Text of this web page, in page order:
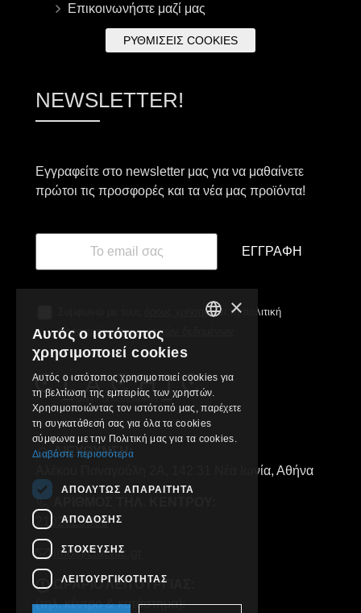
Επικοινωνήστε μαζί μας
ΡΥΘΜΊΣΕΙΣ COOKIES
NEWSLETTER!
Εγγραφείτε στο newsletter μας για να μαθαίνετε
πρώτοι τις προσφορές και τα νέα μας προϊόντα!
ΕΓΓΡΑΦΉ
όρους χρήσηςκαι τη πολιτική
προστασίας προσωπικών δεδομένων
ΔΙΕΥΘΥΝΣΗ:
Αλέκου Παναγούλη 2Α, 142 31 Νέα Ιωνία, Αθήνα
2102829000
info@clachic.gr
ΩΡΑΡΙΟ ΛΕΙΤΟΥΡΓΙΑΣ:
(τηλ. κέντρο & κατάστημα):
×
Αυτός ο ιστότοπος
χρησιμοποιεί cookies
Αυτός ο ιστότοπος χρησιμοποιεί cookies για
τη βελτίωση της εμπειρίας των χρηστών.
Χρησιμοποιώντας τον ιστότοπό μας, παρέχετε
τη συγκατάθεσή σας για όλα τα cookies
σύμφωνα με την Πολιτική μας για τα cookies.
Διαβάστε περισσότερα
ΑΠΟΛΎΤΩΣ ΑΠΑΡΑΊΤΗΤΑ
ΑΠΌΔΟΣΗΣ
ΣΤΌΧΕΥΣΗΣ
ΛΕΙΤΟΥΡΓΙΚΌΤΗΤΑΣ